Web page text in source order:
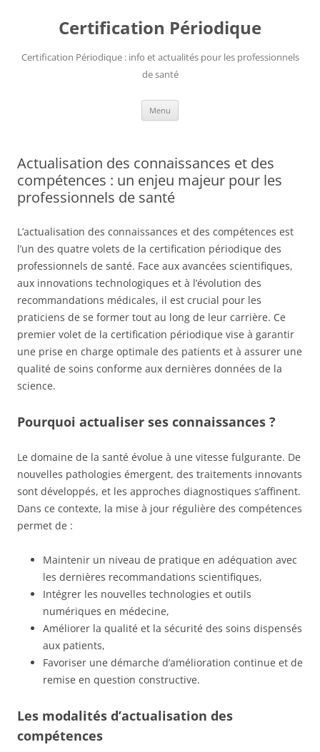
Certification Périodique
Certification Périodique : info et actualités pour les professionnels
de santé
Menu
Actualisation des connaissances et des
compétences : un enjeu majeur pour les
professionnels de santé
L’actualisation des connaissances et des compétences est
l’un des quatre volets de la certification périodique des
professionnels de santé. Face aux avancées scientifiques,
aux innovations technologiques et à l’évolution des
recommandations médicales, il est crucial pour les
praticiens de se former tout au long de leur carrière. Ce
premier volet de la certification périodique vise à garantir
une prise en charge optimale des patients et à assurer une
qualité de soins conforme aux dernières données de la
science.
Pourquoi actualiser ses connaissances ?
Le domaine de la santé évolue à une vitesse fulgurante. De
nouvelles pathologies émergent, des traitements innovants
sont développés, et les approches diagnostiques s’affinent.
Dans ce contexte, la mise à jour régulière des compétences
permet de :
Maintenir un niveau de pratique en adéquation avec
les dernières recommandations scientifiques,
Intégrer les nouvelles technologies et outils
numériques en médecine,
Améliorer la qualité et la sécurité des soins dispensés
aux patients,
Favoriser une démarche d’amélioration continue et de
remise en question constructive.
Les modalités d’actualisation des
compétences